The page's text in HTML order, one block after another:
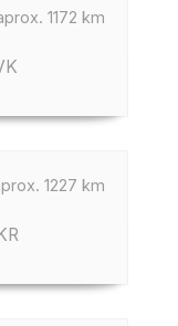
1172 km
1227 km